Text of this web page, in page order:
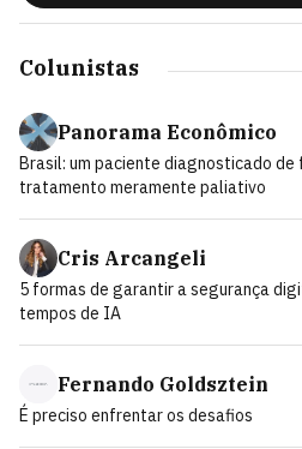
Colunistas
Panorama Econômico
Brasil: um paciente diagnosticado de
tratamento meramente paliativo
Cris Arcangeli
5 formas de garantir a segurança
tempos de IA
Fernando Goldsztein
É preciso enfrentar os desafios